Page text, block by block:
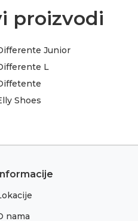
proizvodi
Junior
L
Shoes
Informacije
nama